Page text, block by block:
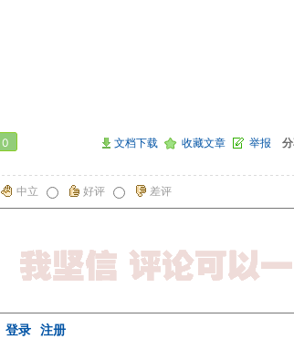
0 文档下载 收藏文章 举报
中立 好评 差评
登录 注册